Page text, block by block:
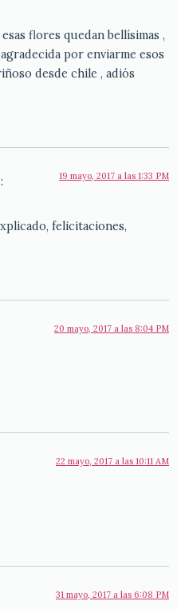
flores quedan bellísimas ,
por enviarme esos
desde chile , adiós
19 mayo, 2017 a las 1:33 PM
felicitaciones,
20 mayo, 2017 a las 8:04 PM
22 mayo, 2017 a las 10:11 AM
31 mayo, 2017 a las 6:08 PM